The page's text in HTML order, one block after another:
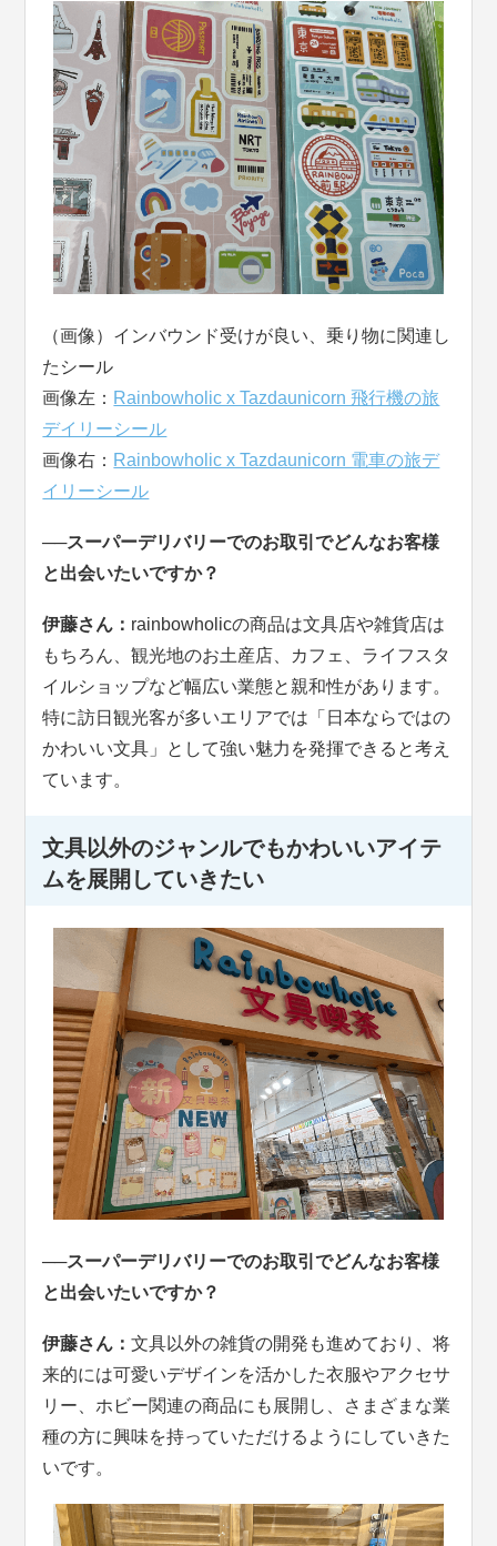
（画像）インバウンド受けが良い、乗り物に関連し
たシール
画像左： Rainbowholic x Tazdaunicorn 飛行機の旅
デイリーシール
画像右： Rainbowholic x Tazdaunicorn 電車の旅デ
イリーシール
──スーパーデリバリーでのお取引でどんなお客様
と出会いたいですか？
伊藤さん： rainbowholicの商品は文具店や雑貨店は
もちろん、観光地のお土産店、カフェ、ライフスタ
イルショップなど幅広い業態と親和性があります。
特に訪日観光客が多いエリアでは「日本ならではの
かわいい文具」として強い魅力を発揮できると考え
ています。
文具以外のジャンルでもかわいいアイテ
ムを展開していきたい
──スーパーデリバリーでのお取引でどんなお客様
と出会いたいですか？
伊藤さん：文具以外の雑貨の開発も進めており、将
来的には可愛いデザインを活かした衣服やアクセサ
リー、ホビー関連の商品にも展開し、さまざまな業
種の方に興味を持っていただけるようにしていきた
いです。